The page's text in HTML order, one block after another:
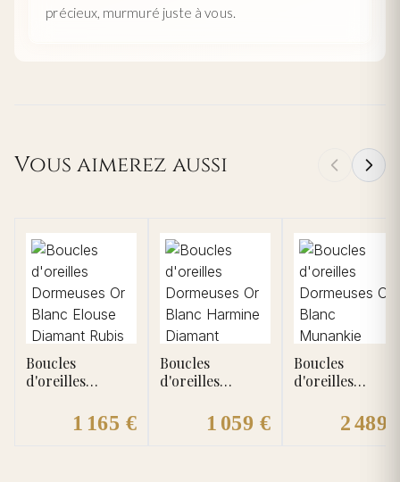
précieux, murmuré juste à vous.
Vous aimerez aussi
Boucles
d'oreilles
Blanc Elouse
Diamant Rubis
1 165 €
Boucles
d'oreilles
Blanc Harmine
Diamant1 059 €
Boucles
d'oreilles
Blanc Munankie
Diamant Rubis
2 489